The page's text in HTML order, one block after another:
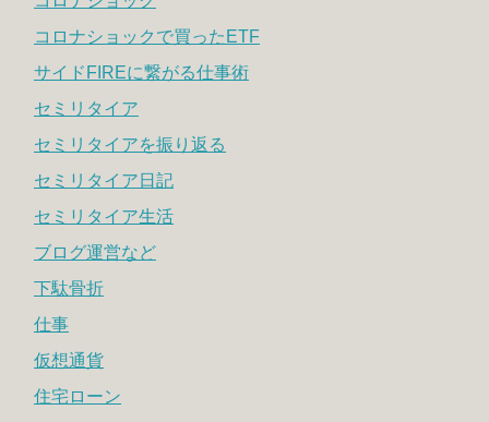
コロナショックで買ったETF
サイドFIREに繋がる仕事術
セミリタイア
セミリタイアを振り返る
セミリタイア日記
セミリタイア生活
ブログ運営など
下駄骨折
仕事
仮想通貨
住宅ローン